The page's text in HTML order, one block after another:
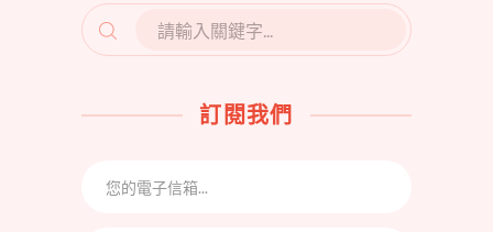
SEARCH
FOR:
訂閱我們